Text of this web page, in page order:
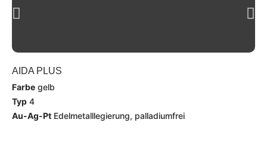
AIDA PLUS
Farbe gelb
Typ 4
Au-Ag-Pt Edelmetalllegierung, palladiumfrei